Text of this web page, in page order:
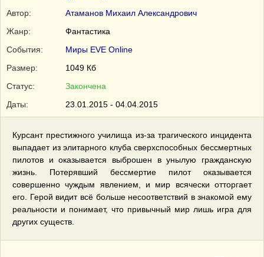
Автор:
Атаманов Михаил Александрович
Жанр:
Фантастика
События:
Миры EVE Online
Размер:
1049 Кб
Статус:
Закончена
Даты:
23.01.2015 - 04.04.2015
Курсант престижного училища из-за трагического инцидента
выпадает из элитарного клуба сверхспособных бессмертных
пилотов и оказывается выброшен в унылую гражданскую
жизнь. Потерявший бессмертие пилот оказывается
совершенно чуждым явлением, и мир всячески отторгает
его. Герой видит всё больше несоответствий в знакомой ему
реальности и понимает, что привычный мир лишь игра для
других существ.